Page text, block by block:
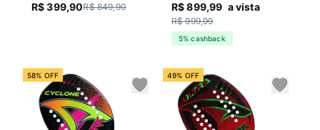
R$ 399,90R$ 849,90
Sandever
R$ 899,99 a vista
R$ 999,99
5% cashback
58% OFF 49% OFF